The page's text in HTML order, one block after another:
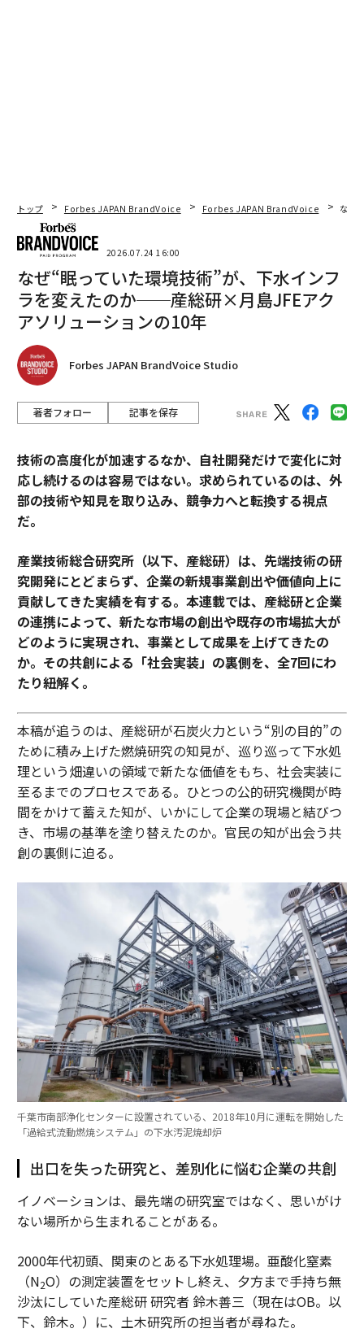
トップ Forbes JAPAN BrandVoice Forbes JAPAN BrandVoice なぜ
2026.07.24 16:00
なぜ“眠っていた環境技術”が、下水インフ
ラを変えたのか──産総研×月島JFEアク
アソリューションの10年
Forbes JAPAN BrandVoice Studio
著者フォロー 記事を保存
技術の高度化が加速するなか、自社開発だけで変化に対
応し続けるのは容易ではない。求められているのは、外
部の技術や知見を取り込み、競争力へと転換する視点
だ。
産業技術総合研究所（以下、産総研）は、先端技術の研
究開発にとどまらず、企業の新規事業創出や価値向上に
貢献してきた実績を有する。本連載では、産総研と企業
の連携によって、新たな市場の創出や既存の市場拡大が
どのように実現され、事業として成果を上げてきたの
か。その共創による「社会実装」の裏側を、全7回にわ
たり紐解く。
本稿が追うのは、産総研が石炭火力という“別の目的”の
ために積み上げた燃焼研究の知見が、巡り巡って下水処
理という畑違いの領域で新たな価値をもち、社会実装に
至るまでのプロセスである。ひとつの公的研究機関が時
間をかけて蓄えた知が、いかにして企業の現場と結びつ
き、市場の基準を塗り替えたのか。官民の知が出会う共
創の裏側に迫る。
千葉市南部浄化センターに設置されている、2018年10月に運転を開始した
「過給式流動燃焼システム」の下水汚泥焼却炉
出口を失った研究と、差別化に悩む企業の共創
イノベーションは、最先端の研究室ではなく、思いがけ
ない場所から生まれることがある。
2000年代初頭、関東のとある下水処理場。亜酸化窒素
（N2O）の測定装置をセットし終え、夕方まで手持ち無
沙汰にしていた産総研 研究者 鈴木善三（現在はOB。以
下、鈴木。）に、土木研究所の担当者が尋ねた。